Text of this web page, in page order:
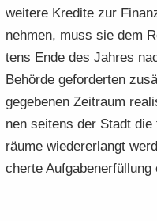
wei­te­re Kre­di­te zur
neh­men, muss sie dem
tens Ende des Jah­res
Be­hör­de ge­for­der­ten
ge­ge­be­nen Zeit­raum
nen sei­tens der Stadt
räu­me wie­der­erlangt
cher­te